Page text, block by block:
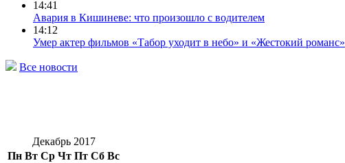
14:41
Авария в Кишиневе: что произошло с водителем
14:12
Умер актер фильмов «Табор уходит в небо» и «Жестокий романс»
Все новости
Декабрь 2017
Пн Вт Ср Чт Пт Сб Вс